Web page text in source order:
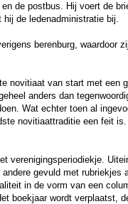
de postbus. Hij voert de
de ledenadministratie bij.
berenburg, waardoor
novitiaat van start met een
anders dan
Wat echter toen al
novitiaattraditie een feit is.
verenigingsperiodiekje.
gevuld met
in de vorm van een
boekjaar wordt verplaatst,